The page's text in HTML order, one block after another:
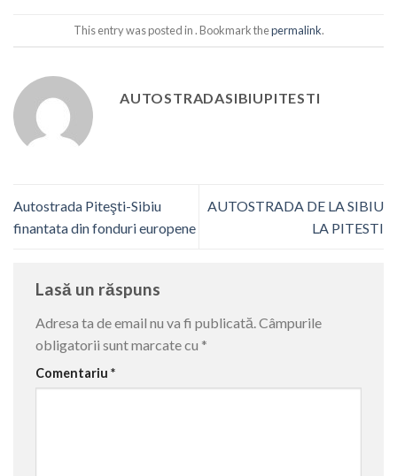
This entry was posted in . Bookmark thepermalink.
AUTOSTRADASIBIUPITESTI
Autostrada Piteşti-Sibiu
finantata din fonduri europene
AUTOSTRADA DE LA SIBIU
LA PITESTI
Lasă un răspuns
Adresa ta de email nu va fi publicată. Câmpurile
obligatorii sunt marcate cu *
Comentariu *